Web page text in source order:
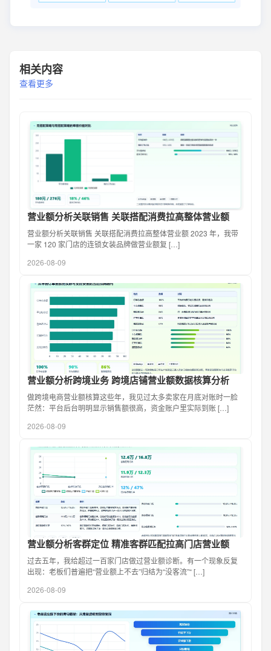
相关内容
查看更多
营业额分析关联销售 关联搭配消费拉高整体营业额
营业额分析关联销售 关联搭配消费拉高整体营业额 2023 年，我带
一家 120 家门店的连锁女装品牌做营业额复 […]
2026-08-09
营业额分析跨境业务 跨境店铺营业额数据核算分析
做跨境电商营业额核算这些年，我见过太多卖家在月底对账时一脸
茫然：平台后台明明显示销售额很高，资金账户里实际到账 […]
2026-08-09
营业额分析客群定位 精准客群匹配拉高门店营业额
过去五年，我给超过一百家门店做过营业额诊断。有一个现象反复
出现：老板们普遍把“营业额上不去”归结为“没客流”“ […]
2026-08-09